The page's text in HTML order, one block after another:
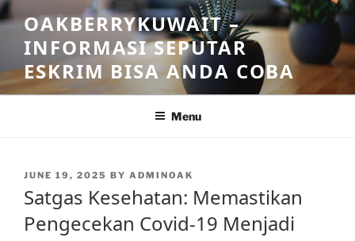
Skip
to
content
OAKBERRYKUWAIT –
INFORMASI SEPUTAR
ESKRIM BISA ANDA COBA
Menu
POSTED
JUNE 19, 2025 BY ADMINOAK
Satgas Kesehatan: Memastikan
Pengecekan Covid-19 Menjadi